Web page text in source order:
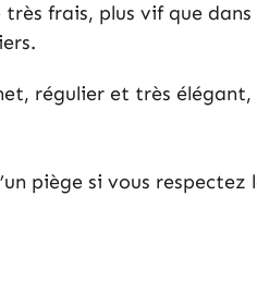
frais, plus vif que dans
régulier et très
piège si vous